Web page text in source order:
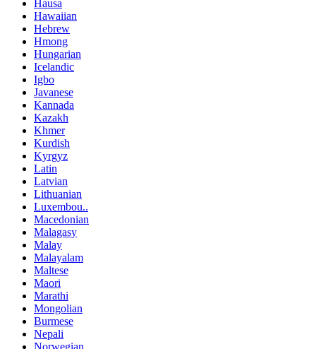
Hausa
Hawaiian
Hebrew
Hmong
Hungarian
Icelandic
Igbo
Javanese
Kannada
Kazakh
Khmer
Kurdish
Kyrgyz
Latin
Latvian
Lithuanian
Luxembou..
Macedonian
Malagasy
Malay
Malayalam
Maltese
Maori
Marathi
Mongolian
Burmese
Nepali